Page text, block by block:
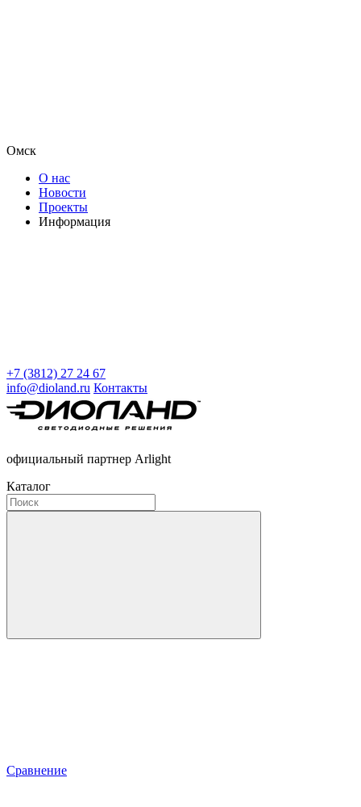
Омск
О нас
Новости
Проекты
Информация
+7 (3812) 27 24 67
info@dioland.ru Контакты
официальный партнер Arlight
Каталог
Сравнение